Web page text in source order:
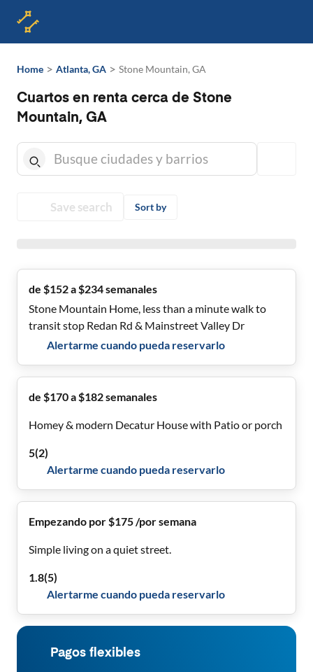
Home > Atlanta, GA > Stone Mountain, GA
Cuartos en renta cerca de Stone
Mountain, GA
Save search Sort by
de $152 a $234 semanales
Stone Mountain Home, less than a minute walk to
transit stop Redan Rd & Mainstreet Valley Dr
Alertarme cuando pueda reservarlo
de $170 a $182 semanales
Homey & modern Decatur House with Patio or porch
5(2)
Alertarme cuando pueda reservarlo
Empezando por $175 /por semana
Simple living on a quiet street.
1.8(5)
Alertarme cuando pueda reservarlo
Pagos flexibles